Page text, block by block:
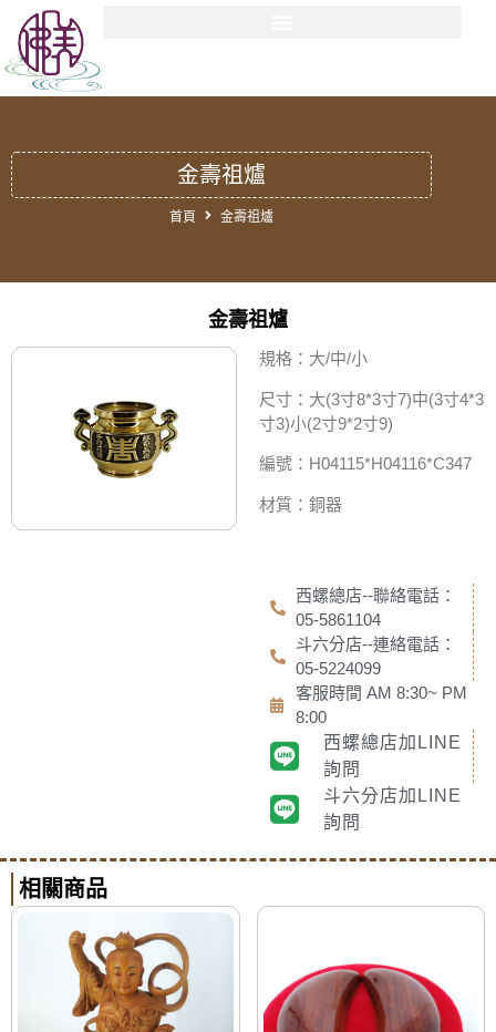
金壽祖爐
首頁 金壽祖爐
金壽祖爐
規格：大/中/小
尺寸：大(3寸8*3寸7)中(3寸4*3
寸3)小(2寸9*2寸9)
編號：H04115*H04116*C347
材質：銅器
西螺總店--聯絡電話：
05-5861104
斗六分店--連絡電話：
05-5224099
客服時間 AM 8:30~ PM
8:00
西螺總店加LINE
詢問
斗六分店加LINE
詢問
相關商品